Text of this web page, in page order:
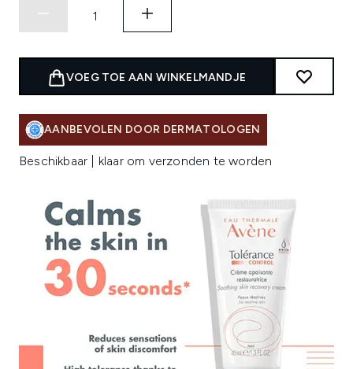
VOEG TOE AAN WINKELMANDJE
AANBEVOLEN DOOR DERMATOLOGEN
Beschikbaar | klaar om verzonden te worden